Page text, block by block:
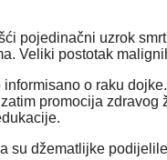
pojedinačni uzrok
Veliki postotak
o raku
promocija
su džematlijke